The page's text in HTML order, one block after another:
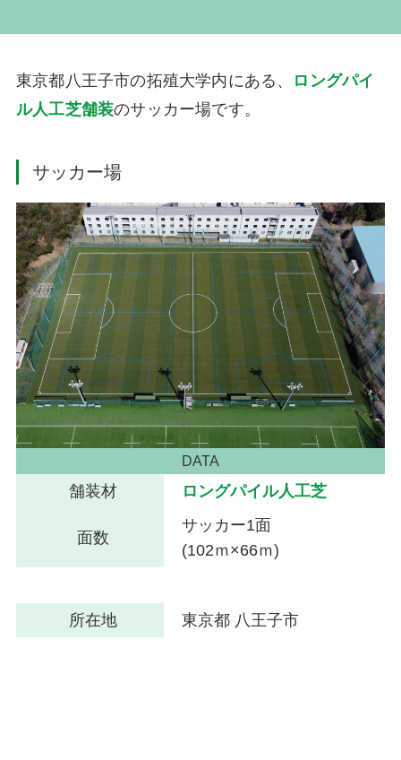
東京都八王子市の拓殖大学内にある、
ロングパイ
ル人工芝舗装のサッカー場です。
サッカー場
DATA
舗装材 ロングパイル人工芝
面数
サッカー1面
(102ｍ×66ｍ)
所在地 東京都 八王子市